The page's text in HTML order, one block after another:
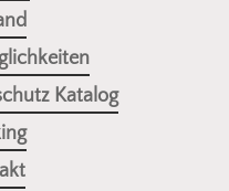
Katalog